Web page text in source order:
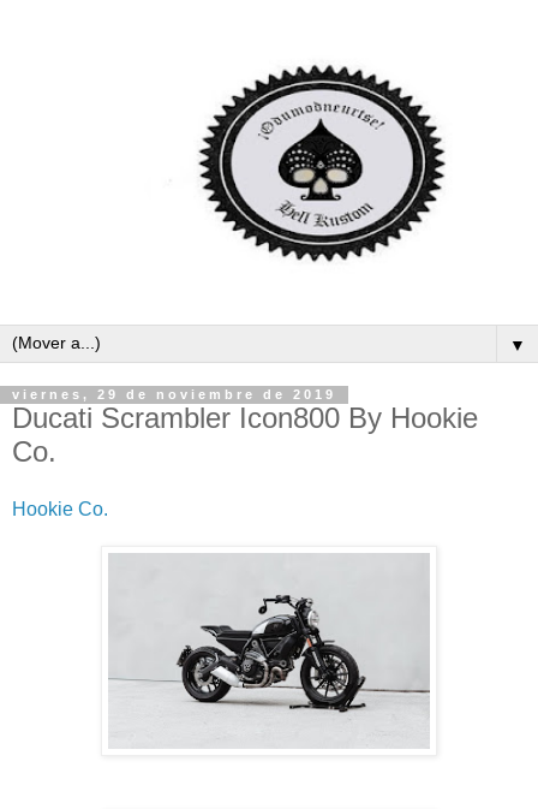
▼
viernes, 29 de noviembre de 2019
Ducati Scrambler Icon800 By Hookie
Co.
Hookie Co.